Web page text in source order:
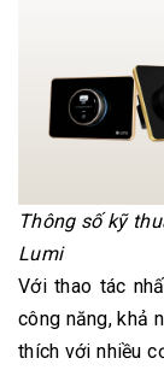
Thông số kỹ
Lumi
Với thao tác
công năng, khả
thích với nhiều